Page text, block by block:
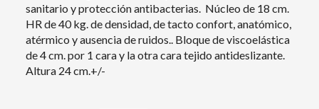
sanitario y protección antibacterias. Núcleo de 18 cm.
HR de 40 kg. de densidad, de tacto confort, anatómico,
atérmico y ausencia de ruidos.. Bloque de viscoelástica
de 4 cm. por 1 cara y la otra cara tejido antideslizante.
Altura 24 cm.+/-